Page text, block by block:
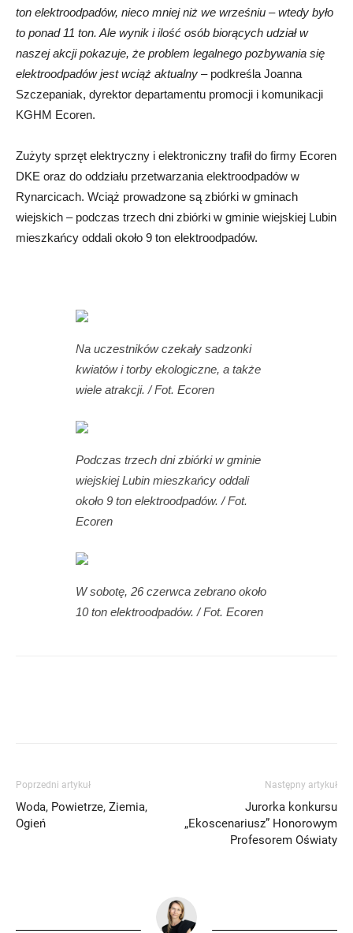
ton elektroodpadów, nieco mniej niż we wrześniu –wtedy było
to ponad 11 ton. Ale wynik i ilość osób biorących udział w
naszej akcji pokazuje, że problem legalnego pozbywania się
elektroodpadów jest wciąż aktualny –podkreśla Joanna
Szczepaniak, dyrektor departamentu promocji i komunikacji
KGHM Ecoren.
Zużyty sprzęt elektryczny i elektroniczny trafił do firmy Ecoren
DKE oraz do oddziału przetwarzania elektroodpadów w
Rynarcicach. Wciąż prowadzone są zbiórki w gminach
wiejskich – podczas trzech dni zbiórki w gminie wiejskiej Lubin
mieszkańcy oddali około 9 ton elektroodpadów.
Na uczestników czekały sadzonki
kwiatów i torby ekologiczne, a także
wiele atrakcji. / Fot. Ecoren
Podczas trzech dni zbiórki w gminie
wiejskiej Lubin mieszkańcy oddali
około 9 ton elektroodpadów. / Fot.
Ecoren
W sobotę, 26 czerwca zebrano około
10 ton elektroodpadów. / Fot. Ecoren
Poprzedni artykuł
Woda, Powietrze, Ziemia,
Ogień
Następny artykuł
Jurorka konkursu
„Ekoscenariusz” Honorowym
Profesorem Oświaty